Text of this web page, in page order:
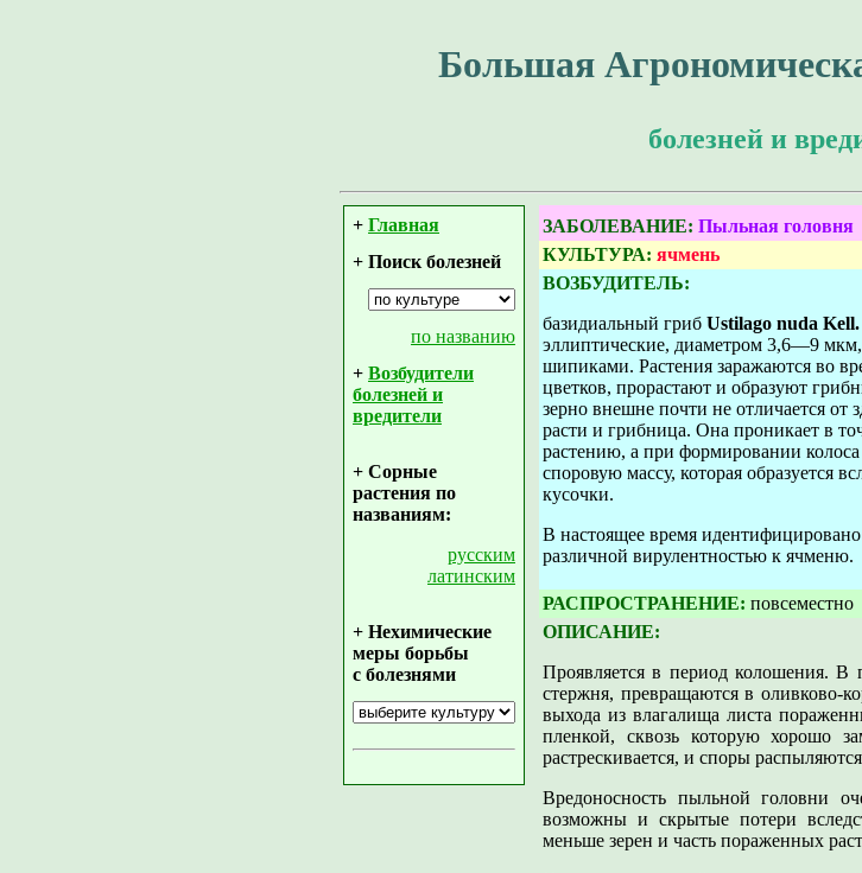
Большая
болезней и
+ Главная
+ Поиск болезней
по названию
+ Возбудители
болезней и
вредители
+ Сорные
растения по
названиям:
русским
латинским
+ Нехимические
меры борьбы
с болезнями
ЗАБОЛЕВАНИЕ: Пыльная головня
КУЛЬТУРА: ячмень
ВОЗБУДИТЕЛЬ:
базидиальный гриб Ustilago nuda
эллиптические, диаметром 3,6—9
шипиками. Растения заражаются во
цветков, прорастают и образуют
зерно внешне почти не отличается от
расти и грибница. Она проникает в
растению, а при формировании колоса
споровую массу, которая образуется
кусочки.
В настоящее время
различной вирулентностью к ячменю.
РАСПРОСТРАНЕНИЕ: повсеместно
ОПИСАНИЕ:
Проявляется в период колошения. В
стержня, превращаются в оливково-
выхода из влагалища листа
пленкой, сквозь которую хорошо
растрескивается, и споры
Вредоносность пыльной головни
возможны и скрытые потери
меньше зерен и часть пораженных